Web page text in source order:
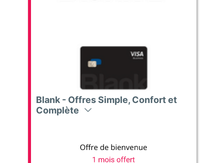
Blank - Offres Simple, Confort et
Complète